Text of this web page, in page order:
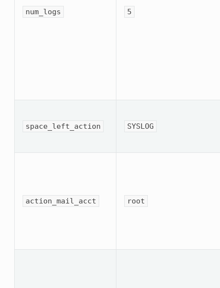
num_logs 5
space_left_ac­tion SYSLOG
action_mail_acct root